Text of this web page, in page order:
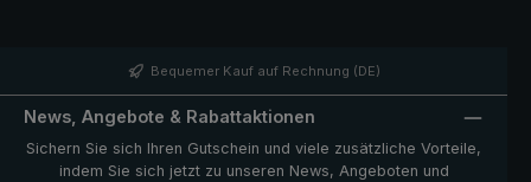
Bequemer Kauf auf Rechnung (DE)
News, Angebote & Rabattaktionen
Sichern Sie sich Ihren Gutschein und viele zusätzliche Vorteile,
indem Sie sich jetzt zu unseren News, Angeboten und